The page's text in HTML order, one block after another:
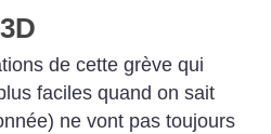
de cette grève qui
faciles quand on sait
ne vont pas toujours